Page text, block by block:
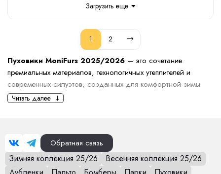
Загрузить еще
1 2
Пуховики MoniFurs 2025/2026 — это сочетание
премиальных материалов, технологичных утеплителей и
современных силуэтов, созданных для комфортной зимы
при температурах до –25/–30°C. Мы обновили коллекцию,
тепло, эстетику и функциональность.
В линейку вошли удлинённые пуховики, трендовые оверсайз-
модели, классические приталенные силуэты, пуховики с
поясом, объёмными воротниками, простёжкой и гладкой
Читать далее
Обратная связь
Зимняя коллекция 25/26
Весенняя коллекция 25/26